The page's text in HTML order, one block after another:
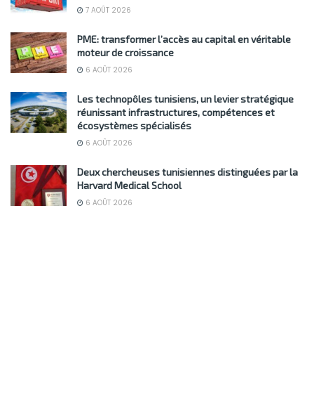
7 AOÛT 2026
PME: transformer l’accès au capital en véritable
moteur de croissance
6 AOÛT 2026
Les technopôles tunisiens, un levier stratégique
réunissant infrastructures, compétences et
écosystèmes spécialisés
6 AOÛT 2026
Deux chercheuses tunisiennes distinguées par la
Harvard Medical School
6 AOÛT 2026